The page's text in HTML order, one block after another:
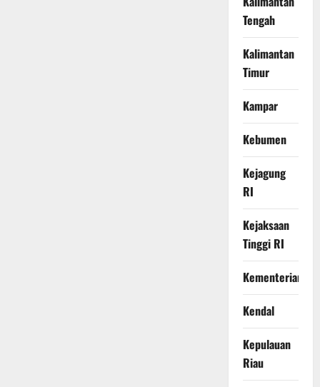
Tengah
Kalimantan
Timur
Kampar
Kebumen
Kejagung
RI
Kejaksaan
Tinggi RI
Kementerian
Kendal
Kepulauan
Riau